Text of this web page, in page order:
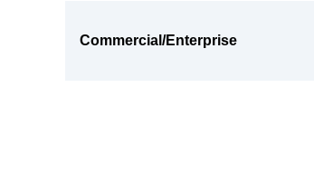
Commercial/Enterprise